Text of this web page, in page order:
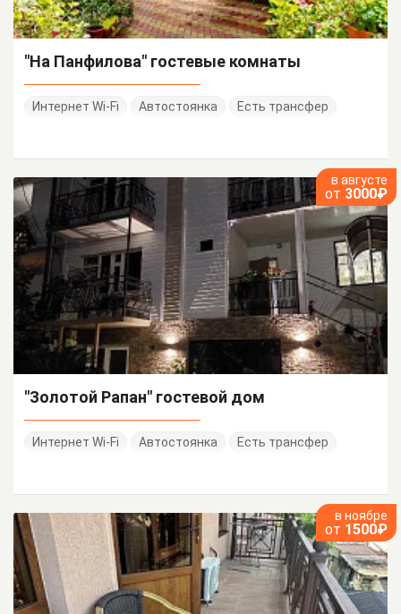
"На Панфилова" гостевые комнаты
Интернет Wi-Fi Автостоянка Есть трансфер
в августе
от 3000₽
"Золотой Рапан" гостевой дом
Интернет Wi-Fi Автостоянка Есть трансфер
в ноябре
от 1500₽